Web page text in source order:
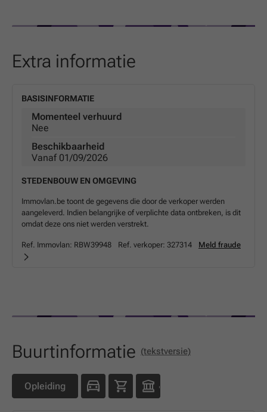
Extra informatie
BASISINFORMATIE
Momenteel verhuurd
Nee
Beschikbaarheid
Vanaf 01/09/2026
STEDENBOUW EN OMGEVING
Immovlan.be toont de gegevens die door de verkoper werden
aangeleverd. Indien belangrijke of verplichte data ontbreken, is dit
omdat deze ons niet werden verstrekt.
Ref. Immovlan: RBW39948 Ref. verkoper: 327314 Meld fraude
Buurtinformatie (tekstversie)
Opleiding